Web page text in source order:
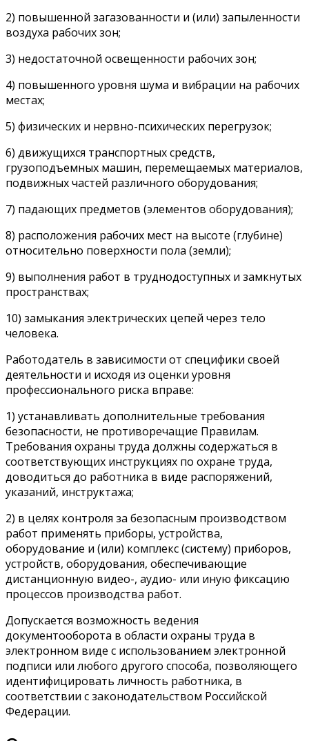
2) повышенной загазованности и (или) запыленности
воздуха рабочих зон;
3) недостаточной освещенности рабочих зон;
4) повышенного уровня шума и вибрации на рабочих
местах;
5) физических и нервно-психических перегрузок;
6) движущихся транспортных средств,
грузоподъемных машин, перемещаемых материалов,
подвижных частей различного оборудования;
7) падающих предметов (элементов оборудования);
8) расположения рабочих мест на высоте (глубине)
относительно поверхности пола (земли);
9) выполнения работ в труднодоступных и замкнутых
пространствах;
10) замыкания электрических цепей через тело
человека.
Работодатель в зависимости от специфики своей
деятельности и исходя из оценки уровня
профессионального риска вправе:
1) устанавливать дополнительные требования
безопасности, не противоречащие Правилам.
Требования охраны труда должны содержаться в
соответствующих инструкциях по охране труда,
доводиться до работника в виде распоряжений,
указаний, инструктажа;
2) в целях контроля за безопасным производством
работ применять приборы, устройства,
оборудование и (или) комплекс (систему) приборов,
устройств, оборудования, обеспечивающие
дистанционную видео-, аудио- или иную фиксацию
процессов производства работ.
Допускается возможность ведения
документооборота в области охраны труда в
электронном виде с использованием электронной
подписи или любого другого способа, позволяющего
идентифицировать личность работника, в
соответствии с законодательством Российской
Федерации.